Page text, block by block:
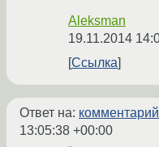
Aleksman
19.11.2014
Ссылка
Ответ на: комментарий
13:05:38 +00:00